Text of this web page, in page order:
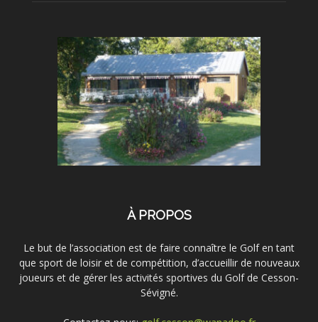
À PROPOS
Le but de l’association est de faire connaître le Golf en tant
que sport de loisir et de compétition, d’accueillir de nouveaux
joueurs et de gérer les activités sportives du Golf de Cesson-
Sévigné.